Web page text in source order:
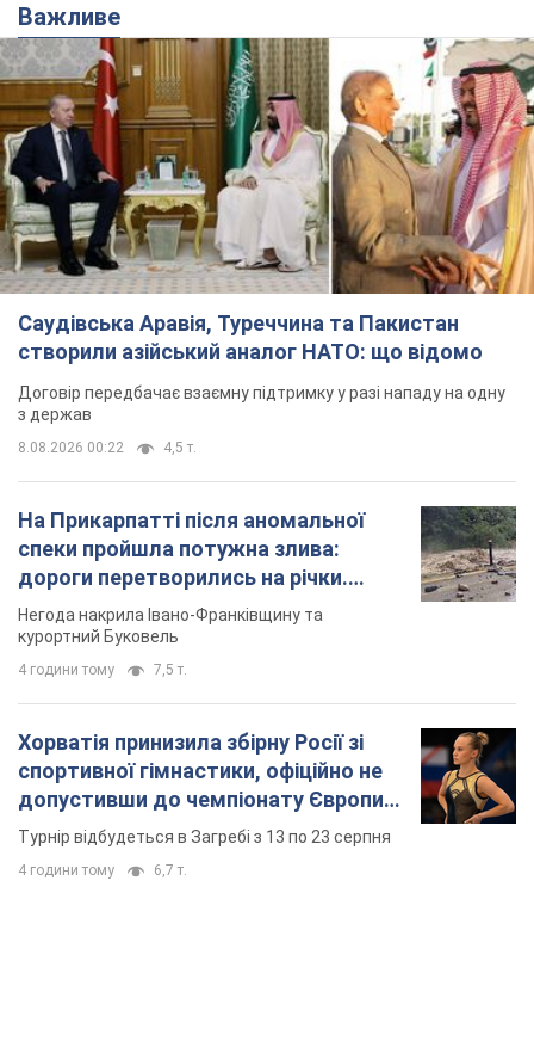
Важливе
Саудівська Аравія, Туреччина та Пакистан
створили азійський аналог НАТО: що відомо
Договір передбачає взаємну підтримку у разі нападу на одну
з держав
8.08.2026 00:22 4,5 т.
На Прикарпатті після аномальної
спеки пройшла потужна злива:
дороги перетворились на річки.
Відео
Негода накрила Івано-Франківщину та
курортний Буковель
4 години тому 7,5 т.
Хорватія принизила збірну Росії зі
спортивної гімнастики, офіційно не
допустивши до чемпіонату Європи
основних спортсменів
Турнір відбудеться в Загребі з 13 по 23 серпня
4 години тому 6,7 т.